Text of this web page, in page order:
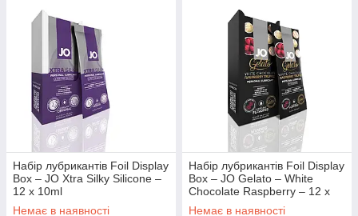
Набір лубрикантів Foil Display
Box – JO Xtra Silky Silicone –
12 x 10ml
Немає в наявності
Набір лубрикантів Foil Display
Box – JO Gelato – White
Chocolate Raspberry – 12 x
10ml
Немає в наявності